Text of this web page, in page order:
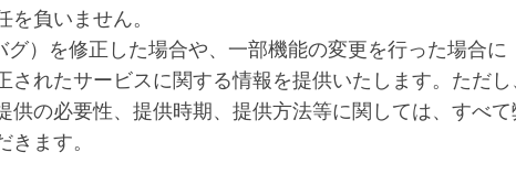
負いません。
）を修正した場合や、一部機能の変更を行った場合に
れたサービスに関する情報を提供いたします。ただし
供の必要性、提供時期、提供方法等に関しては、すべて
ます。